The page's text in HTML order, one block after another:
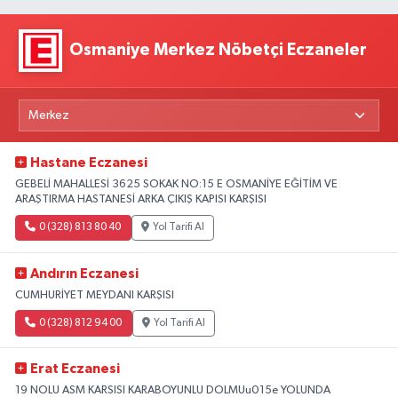
Osmaniye Merkez Nöbetçi Eczaneler
Hastane Eczanesi
GEBELİ MAHALLESİ 3625 SOKAK NO:15 E OSMANİYE EĞİTİM VE
ARAŞTIRMA HASTANESİ ARKA ÇIKIŞ KAPISI KARŞISI
0 (328) 813 80 40 Yol Tarifi Al
Andırın Eczanesi
CUMHURİYET MEYDANI KARŞISI
0 (328) 812 94 00 Yol Tarifi Al
Erat Eczanesi
19 NOLU ASM KARSISI KARABOYUNLU DOLMUu015e YOLUNDA